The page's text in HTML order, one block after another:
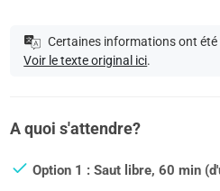
Certaines informations ont
Voir le texte original ici.
A quoi s'attendre?
Option 1 : Saut libre, 60 min